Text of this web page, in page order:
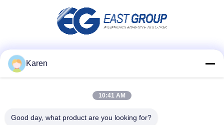
Karen
10:41 AM
Good day, what product are you looking for?